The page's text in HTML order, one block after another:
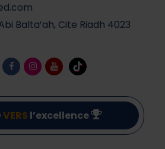
Balta’ah, Cite Riadh 4023
VERS l’excellence